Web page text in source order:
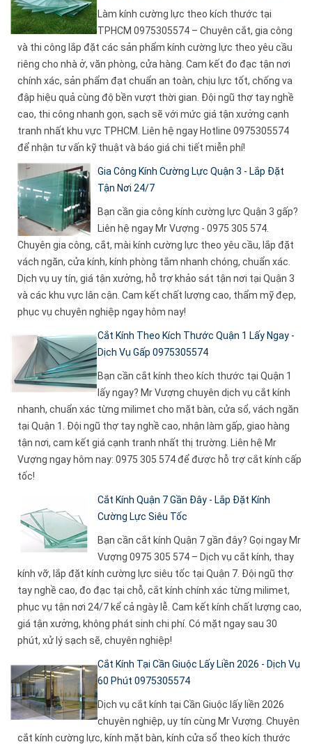
Làm kính cường lực theo kích thước tại
TPHCM 0975305574 – Chuyên cắt, gia công
và thi công lắp đặt các sản phẩm kính cường lực theo yêu cầu
riêng cho nhà ở, văn phòng, cửa hàng. Cam kết đo đạc tận nơi
chính xác, sản phẩm đạt chuẩn an toàn, chịu lực tốt, chống va
đập hiệu quả cùng độ bền vượt thời gian. Đội ngũ thợ tay nghề
cao, thi công nhanh gọn, sạch sẽ với mức giá tận xưởng cạnh
tranh nhất khu vực TPHCM. Liên hệ ngay Hotline 0975305574
để nhận tư vấn kỹ thuật và báo giá chi tiết miễn phí!
Gia Công Kính Cường Lực Quận 3 - Lắp Đặt
Tận Nơi 24/7
Bạn cần gia công kính cường lực Quận 3 gấp?
Liên hệ ngay Mr Vượng - 0975 305 574.
Chuyên gia công, cắt, mài kính cường lực theo yêu cầu, lắp đặt
vách ngăn, cửa kính, kính phòng tắm nhanh chóng, chuẩn xác.
Dịch vụ uy tín, giá tận xưởng, hỗ trợ khảo sát tận nơi tại Quận 3
và các khu vực lân cận. Cam kết chất lượng cao, thẩm mỹ đẹp,
phục vụ chuyên nghiệp ngay hôm nay!
Cắt Kính Theo Kích Thước Quận 1 Lấy Ngay -
Dịch Vụ Gấp 0975305574
Bạn cần cắt kính theo kích thước tại Quận 1
lấy ngay? Mr Vượng chuyên dịch vụ cắt kính
nhanh, chuẩn xác từng milimet cho mặt bàn, cửa sổ, vách ngăn
tại Quận 1. Đội ngũ thợ tay nghề cao, nhận làm gấp, giao hàng
tận nơi, cam kết giá cạnh tranh nhất thị trường. Liên hệ Mr
Vượng ngay hôm nay: 0975 305 574 để được hỗ trợ cắt kính cấp
tốc!
Cắt Kính Quận 7 Gần Đây - Lắp Đặt Kính
Cường Lực Siêu Tốc
Bạn cần cắt kính Quận 7 gần đây? Gọi ngay Mr
Vượng 0975 305 574 – Dịch vụ cắt kính, thay
kính vỡ, lắp đặt kính cường lực siêu tốc tại Quận 7. Đội ngũ thợ
tay nghề cao, đo đạc tại chỗ, cắt kính chính xác từng milimet,
phục vụ tận nơi 24/7 kể cả ngày lễ. Cam kết kính chất lượng cao,
giá tận xưởng, không phát sinh chi phí. Có mặt ngay sau 30
phút, xử lý sạch sẽ, chuyên nghiệp!
Cắt Kính Tại Cần Giuộc Lấy Liền 2026 - Dịch Vụ
60 Phút 0975305574
Dịch vụ cắt kính tại Cần Giuộc lấy liền 2026
chuyên nghiệp, uy tín cùng Mr Vượng. Chuyên
cắt kính cường lực, kính mặt bàn, kính cửa sổ theo kích thước